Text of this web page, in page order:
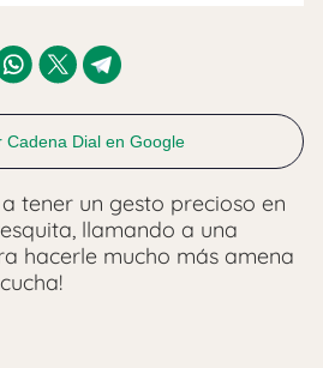
Cadena Dial en Google
tener un gesto precioso en
llamando a una
hacerle mucho más amena